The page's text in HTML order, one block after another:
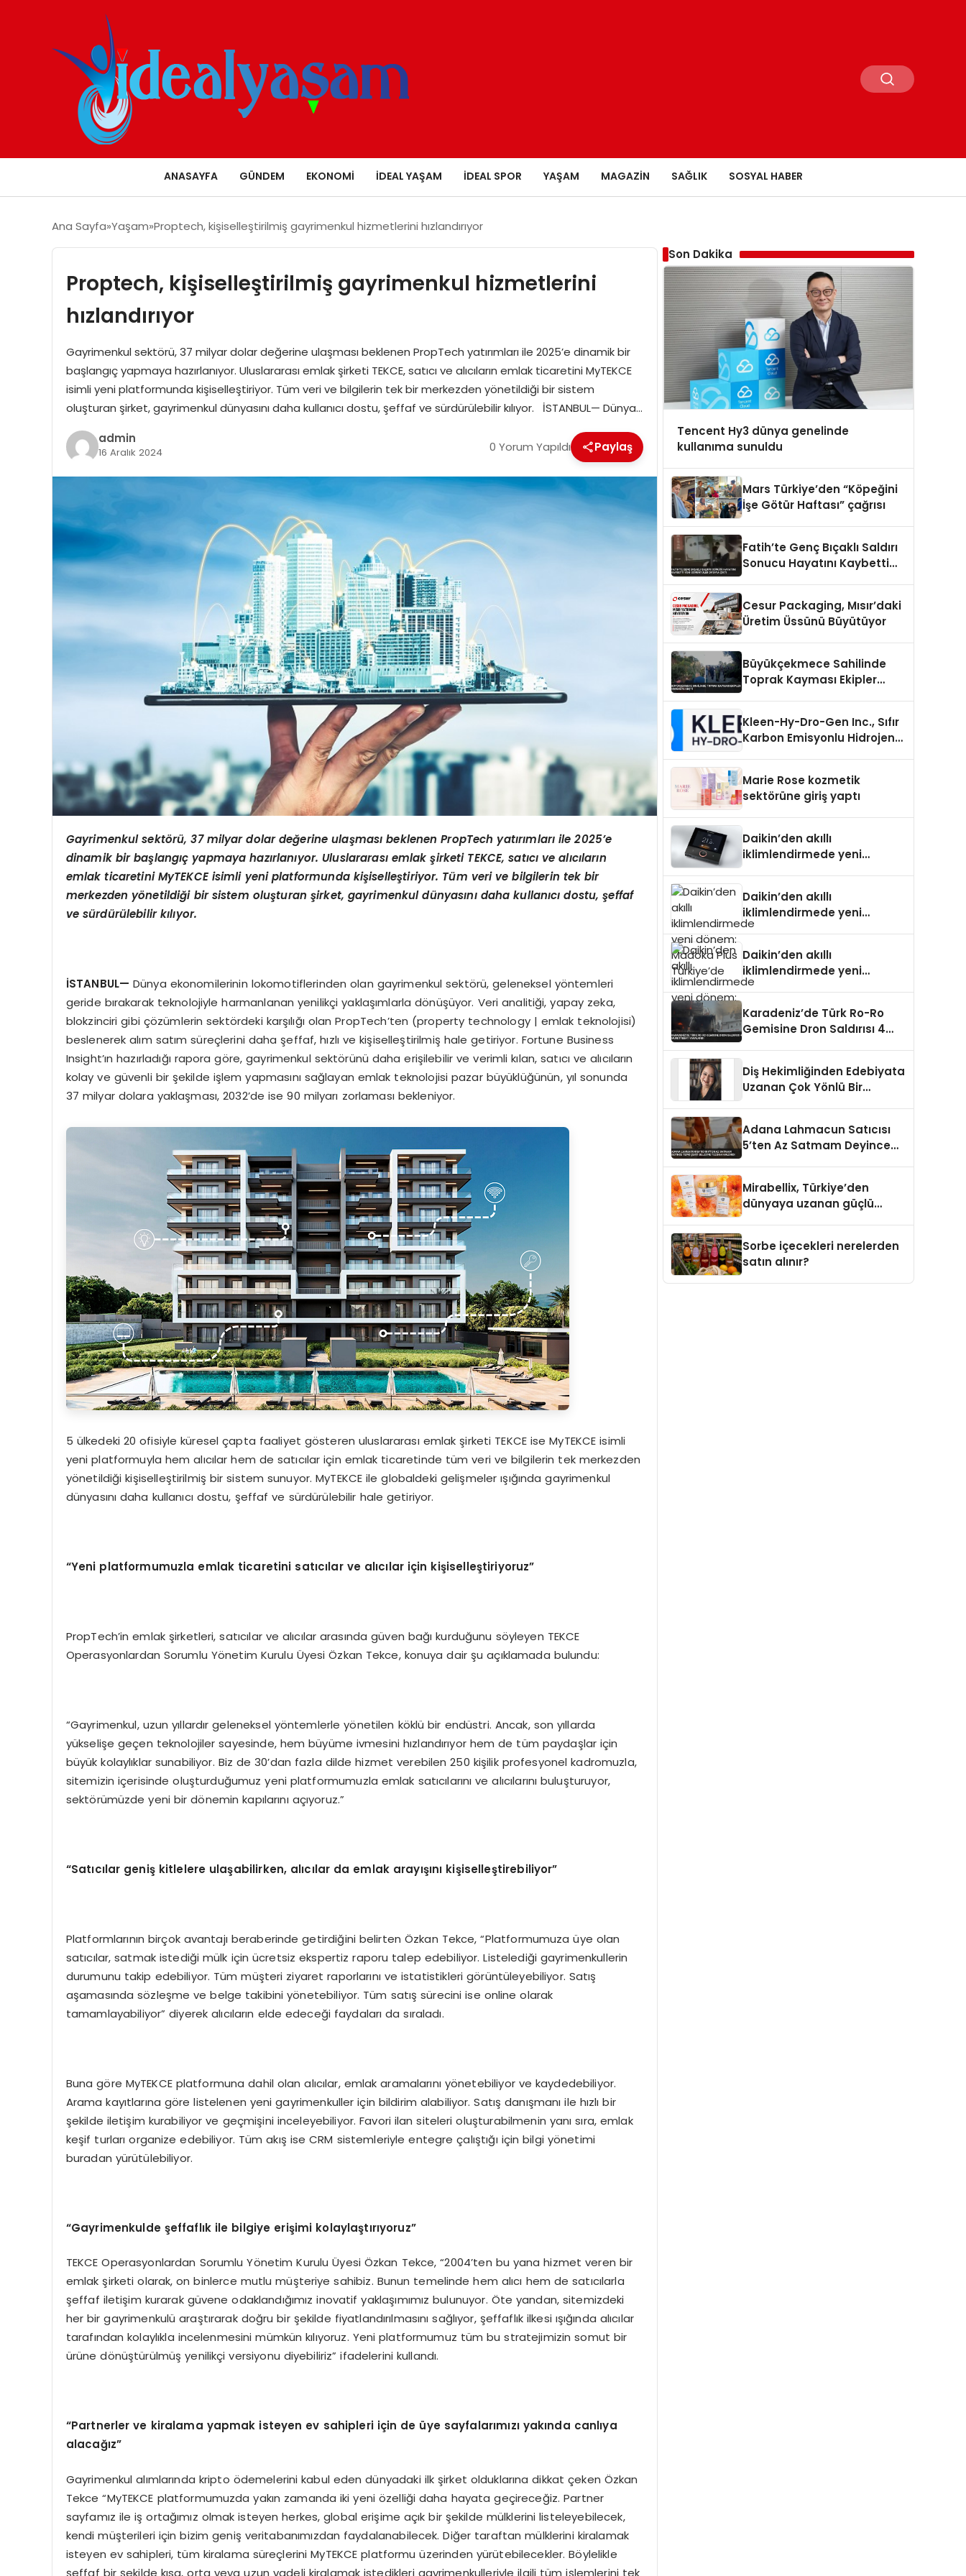
ANASAYFA GÜNDEM EKONOMI İDEAL YAŞAM İDEAL SPOR YAŞAM MAGAZIN SAĞLIK SOSYAL HABER
Ana Sayfa Yaşam Proptech, kişiselleştirilmiş gayrimenkul hizmetlerini hızlandırıyor
Proptech, kişiselleştirilmiş gayrimenkul hizmetlerini
hızlandırıyor
Gayrimenkul sektörü, 37 milyar dolar değerine ulaşması beklenen PropTech yatırımları ile 2025’e dinamik bir
başlangıç yapmaya hazırlanıyor. Uluslararası emlak şirketi TEKCE, satıcı ve alıcıların emlak ticaretini MyTEKCE
isimli yeni platformunda kişiselleştiriyor. Tüm veri ve bilgilerin tek bir merkezden yönetildiği bir sistem
oluşturan şirket, gayrimenkul dünyasını daha kullanıcı dostu, şeffaf ve sürdürülebilir kılıyor. İSTANBUL— Dünya…
admin
16 Aralık 2024 0 Yorum Yapıldı Paylaş
Gayrimenkul sektörü, 37 milyar dolar değerine ulaşması beklenen PropTech yatırımları ile 2025’e
dinamik bir başlangıç yapmaya hazırlanıyor. Uluslararası emlak şirketi TEKCE, satıcı ve alıcıların
emlak ticaretini MyTEKCE isimli yeni platformunda kişiselleştiriyor. Tüm veri ve bilgilerin tek bir
merkezden yönetildiği bir sistem oluşturan şirket, gayrimenkul dünyasını daha kullanıcı dostu, şeffaf
ve sürdürülebilir kılıyor.
İSTANBUL—Dünya ekonomilerinin lokomotiflerinden olan gayrimenkul sektörü, geleneksel yöntemleri
geride bırakarak teknolojiyle harmanlanan yenilikçi yaklaşımlarla dönüşüyor. Veri analitiği, yapay zeka,
blokzinciri gibi çözümlerin sektördeki karşılığı olan PropTech’ten (property technology | emlak teknolojisi)
beslenerek alım satım süreçlerini daha şeffaf, hızlı ve kişiselleştirilmiş hale getiriyor. Fortune Business
Insight’ın hazırladığı rapora göre, gayrimenkul sektörünü daha erişilebilir ve verimli kılan, satıcı ve alıcıların
kolay ve güvenli bir şekilde işlem yapmasını sağlayan emlak teknolojisi pazar büyüklüğünün, yıl sonunda
37 milyar dolara yaklaşması, 2032’de ise 90 milyarı zorlaması bekleniyor.
5 ülkedeki 20 ofisiyle küresel çapta faaliyet gösteren uluslararası emlak şirketi TEKCE ise MyTEKCE isimli
yeni platformuyla hem alıcılar hem de satıcılar için emlak ticaretinde tüm veri ve bilgilerin tek merkezden
yönetildiği kişiselleştirilmiş bir sistem sunuyor. MyTEKCE ile globaldeki gelişmeler ışığında gayrimenkul
dünyasını daha kullanıcı dostu, şeffaf ve sürdürülebilir hale getiriyor.
“Yeni platformumuzla emlak ticaretini satıcılar ve alıcılar için kişiselleştiriyoruz”
PropTech’in emlak şirketleri, satıcılar ve alıcılar arasında güven bağı kurduğunu söyleyen TEKCE
Operasyonlardan Sorumlu Yönetim Kurulu Üyesi Özkan Tekce, konuya dair şu açıklamada bulundu:
“Gayrimenkul, uzun yıllardır geleneksel yöntemlerle yönetilen köklü bir endüstri. Ancak, son yıllarda
yükselişe geçen teknolojiler sayesinde, hem büyüme ivmesini hızlandırıyor hem de tüm paydaşlar için
büyük kolaylıklar sunabiliyor. Biz de 30’dan fazla dilde hizmet verebilen 250 kişilik profesyonel kadromuzla,
sitemizin içerisinde oluşturduğumuz yeni platformumuzla emlak satıcılarını ve alıcılarını buluşturuyor,
sektörümüzde yeni bir dönemin kapılarını açıyoruz.”
“Satıcılar geniş kitlelere ulaşabilirken, alıcılar da emlak arayışını kişiselleştirebiliyor”
Platformlarının birçok avantajı beraberinde getirdiğini belirten Özkan Tekce, “Platformumuza üye olan
satıcılar, satmak istediği mülk için ücretsiz ekspertiz raporu talep edebiliyor. Listelediği gayrimenkullerin
durumunu takip edebiliyor. Tüm müşteri ziyaret raporlarını ve istatistikleri görüntüleyebiliyor. Satış
aşamasında sözleşme ve belge takibini yönetebiliyor. Tüm satış sürecini ise online olarak
tamamlayabiliyor” diyerek alıcıların elde edeceği faydaları da sıraladı.
Buna göre MyTEKCE platformuna dahil olan alıcılar, emlak aramalarını yönetebiliyor ve kaydedebiliyor.
Arama kayıtlarına göre listelenen yeni gayrimenkuller için bildirim alabiliyor. Satış danışmanı ile hızlı bir
şekilde iletişim kurabiliyor ve geçmişini inceleyebiliyor. Favori ilan siteleri oluşturabilmenin yanı sıra, emlak
keşif turları organize edebiliyor. Tüm akış ise CRM sistemleriyle entegre çalıştığı için bilgi yönetimi
buradan yürütülebiliyor.
“Gayrimenkulde şeffaflık ile bilgiye erişimi kolaylaştırıyoruz”
TEKCE Operasyonlardan Sorumlu Yönetim Kurulu Üyesi Özkan Tekce, “2004’ten bu yana hizmet veren bir
emlak şirketi olarak, on binlerce mutlu müşteriye sahibiz. Bunun temelinde hem alıcı hem de satıcılarla
şeffaf iletişim kurarak güvene odaklandığımız inovatif yaklaşımımız bulunuyor. Öte yandan, sitemizdeki
her bir gayrimenkulü araştırarak doğru bir şekilde fiyatlandırılmasını sağlıyor, şeffaflık ilkesi ışığında alıcılar
tarafından kolaylıkla incelenmesini mümkün kılıyoruz. Yeni platformumuz tüm bu stratejimizin somut bir
ürüne dönüştürülmüş yenilikçi versiyonu diyebiliriz” ifadelerini kullandı.
“Partnerler ve kiralama yapmak isteyen ev sahipleri için de üye sayfalarımızı yakında canlıya
alacağız”
Gayrimenkul alımlarında kripto ödemelerini kabul eden dünyadaki ilk şirket olduklarına dikkat çeken Özkan
Tekce “MyTEKCE platformumuzda yakın zamanda iki yeni özelliği daha hayata geçireceğiz. Partner
sayfamız ile iş ortağımız olmak isteyen herkes, global erişime açık bir şekilde mülklerini listeleyebilecek,
kendi müşterileri için bizim geniş veritabanımızdan faydalanabilecek. Diğer taraftan mülklerini kiralamak
isteyen ev sahipleri, tüm kiralama süreçlerini MyTEKCE platformu üzerinden yürütebilecekler. Böylelikle
şeffaf bir şekilde kısa, orta veya uzun vadeli kiralamak istedikleri gayrimenkulleriyle ilgili tüm işlemlerini tek
Son Dakika
Tencent Hy3 dünya genelinde
kullanıma sunuldu
Mars Türkiye’den “Köpeğini
İşe Götür Haftası” çağrısı
Fatih’te Genç Bıçaklı Saldırı
Sonucu Hayatını Kaybetti
Cesur Packaging, Mısır’daki
Üretim Üssünü Büyütüyor
Büyükçekmece Sahilinde
Toprak Kayması Ekipler
Kleen-Hy-Dro-Gen Inc., Sıfır
Karbon Emisyonlu Hidrojen
Aldı
Marie Rose kozmetik
sektörüne giriş yaptı
Daikin’den akıllı
iklimlendirmede yeni
Daikin’den akıllı
iklimlendirmede yeni
dönem: Madoka Plus
Daikin’den akıllı
iklimlendirmede yeni
dönem: Madoka Plus
Karadeniz’de Türk Ro-Ro
Gemisine Dron Saldırısı 4
Diş Hekimliğinden Edebiyata
Uzanan Çok Yönlü Bir
Adana Lahmacun Satıcısı
5’ten Az Satmam Deyince
Mirabellix, Türkiye’den
dünyaya uzanan güçlü
Sorbe içecekleri nerelerden
satın alınır?